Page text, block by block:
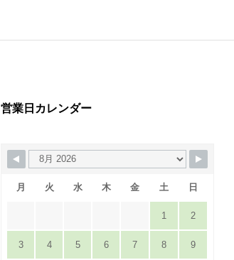
営業日カレンダー
月 火 水 木 金 土 日
1 2
3 4 5 6 7 8 9